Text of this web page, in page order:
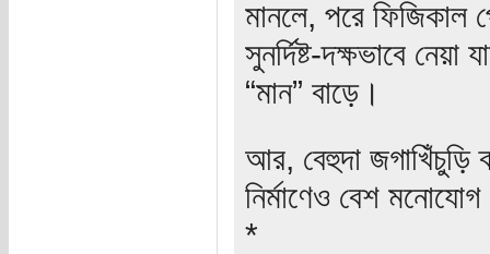
মানলে, পরে ফিজিকাল
সুনর্দিষ্ট-দক্ষভাবে
“মান” বাড়ে।
আর, বেহুদা জগাখিঁচুড়ি
নির্মাণেও বেশ
*